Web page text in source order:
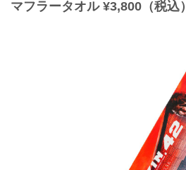
マフラータオル ¥3,800（税込）